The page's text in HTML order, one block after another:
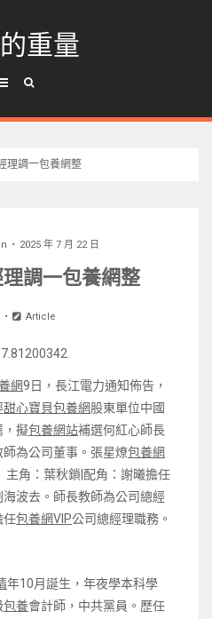
重量
理調一包養網整
2025 年 7 月 22 日
調一包養網整
Article
網9日，長江電力通知佈告，
甜心寶貝包養網股東單位中國
，擬包養網站補選何紅心師長
為公司董事。張星燎包養網
主角：葉秋鎖|配角：謝曦擔任
波去。師長教師為公司總經
任包養網VIP公司總經理職務。
年10月誕生，年夜學本科學
包養會計師，中共黨員。歷任